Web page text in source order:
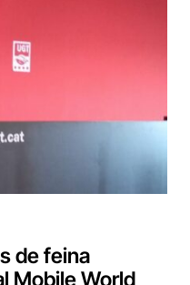
de feina
Mobile World